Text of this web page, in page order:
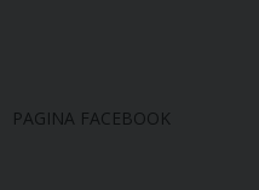
PAGINA FACEBOOK